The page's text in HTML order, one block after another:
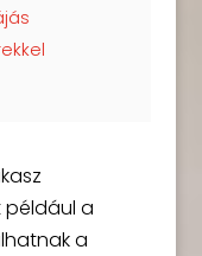
például a
a